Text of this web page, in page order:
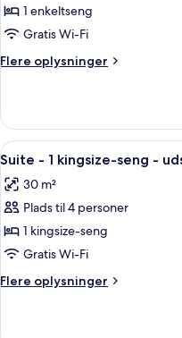
1 enkeltseng
Gratis Wi-Fi
Flere oplysninger
Flere
Indlæs
alle
billeder
af
Suite
-
1
kingsize-
8
Suite - 1 kingsize-seng -
30 m²
Plads til 4 personer
1 kingsize-seng
Gratis Wi-Fi
Flere oplysninger
Flere